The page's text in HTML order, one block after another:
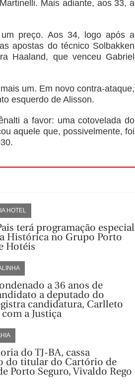
Mais adiante, aos 33, a
preço. Aos 34, logo após a
apostas do técnico Solbakken
Haaland, que venceu Gabriel
um. Em novo contra-ataque,
esquerdo de Alisson.
a favor: uma cotovelada do
aquele que, possivelmente, foi
HOTEL
terá programação especial
Histórica no Grupo Porto
Hotéis
a 36 anos de
a deputado do
candidatura, Carlleto
a Justiça
do TJ-BA, cassa
do titular do Cartório de
Porto Seguro, Vivaldo Rego